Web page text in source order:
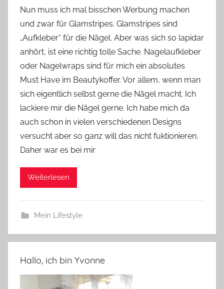
n
Y
v
o
n
n
e
Nun muss ich mal bisschen Werbung machen
und zwar für Glamstripes. Glamstripes sind
„Aufkleber“ für die Nägel. Aber was sich so lapidar
anhört, ist eine richtig tolle Sache. Nagelaufkleber
oder Nagelwraps sind für mich ein absolutes
Must Have im Beautykoffer. Vor allem, wenn man
sich eigentlich selbst gerne die Nägel macht. Ich
lackiere mir die Nägel gerne. Ich habe mich da
auch schon in vielen verschiedenen Designs
versucht aber so ganz will das nicht fuktionieren.
Daher war es bei mir
Weiterlesen
Mein Lifestyle
Hallo, ich bin Yvonne